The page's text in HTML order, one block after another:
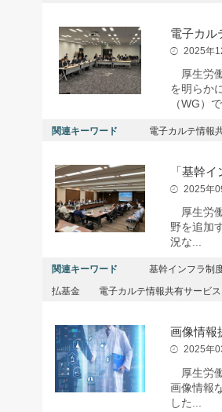
電子カル
2025年
厚生労
を明らか
（WG）で
関連キーワード 電子カルテ情報
「基幹
2025年
厚生労
野を追加
況な...
関連キーワード 基幹インフラ制
払基金
電子カルテ情報共有サービス
画像情報
2025年
厚生労
画像情報
した...